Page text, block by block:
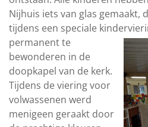
Nijhuis iets van glas gemaakt,
tijdens een speciale
permanent te
bewonderen in de
doopkapel van de kerk.
Tijdens de viering voor
volwassenen werd
menigeen geraakt door